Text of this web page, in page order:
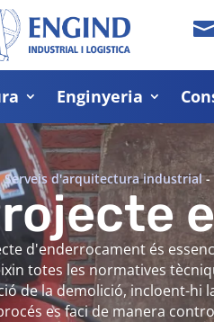

Enginyeria
Serveis d'arquitectura industrial-
d'enderrocament és
totes les normatives
de la demolició, incloent-hi
es faci de manera